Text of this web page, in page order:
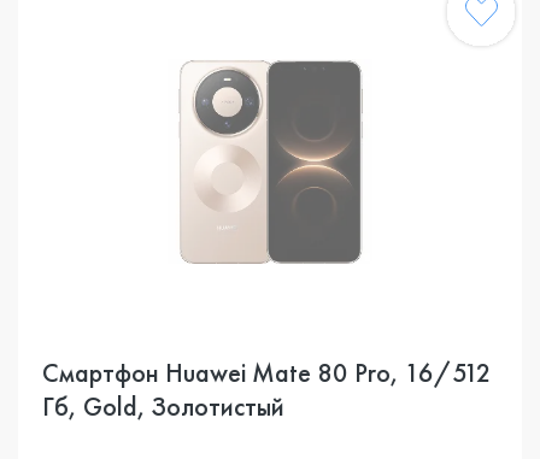
Смартфон Huawei Mate 80 Pro, 16/512
Гб, Gold, Золотистый